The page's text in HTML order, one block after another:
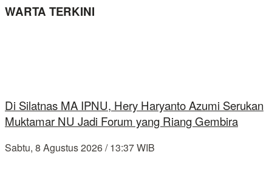
WARTA TERKINI
Di Silatnas MA IPNU, Hery Haryanto Azumi Serukan
Muktamar NU Jadi Forum yang Riang Gembira
Sabtu, 8 Agustus 2026 / 13:37 WIB